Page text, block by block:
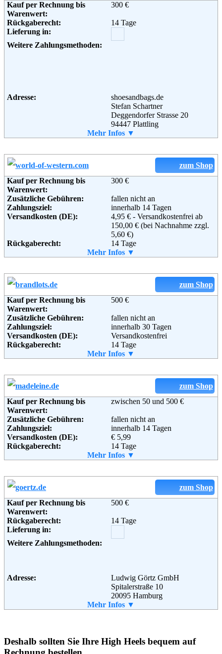
Adresse:
Alba Moda GmbH
D-32108 Bad Salzuflen
Telefon:
Email:
service@albamoda.de
Soziale Kanäle:
Kauf per Rechnung bis
Warenwert:
300 €
Rückgaberecht:
14 Tage
Lieferung in:
Weitere Zahlungsmethoden:
Adresse:
shoesandbags.de
Stefan Schartner
Deggendorfer Strasse 20
94447 Plattling
+49(0)9931-8961 771
Soziale Kanäle:
Mehr Infos ▼
zum Shop
Kauf per Rechnung bis
Warenwert:
300 €
Zusätzliche Gebühren:
fallen nicht an
Zahlungsziel:
innerhalb 14 Tagen
Versandkosten (DE):
4,95 € - Versandkostenfrei ab
150,00 € (bei Nachnahme zzgl.
5,60 €)
Rückgaberecht:
14 Tage
Ja
Weitere Zahlungsmethoden:
Adresse:
Krähe-Versand GmbH & Co. KG
Robert-Bosch-Straße 6
73278 Schlierbach
Fax:
01805 / 33 11 02
service@world-of-western.de
Mehr Infos ▼
zum Shop
Kauf per Rechnung bis
Warenwert:
500 €
Zusätzliche Gebühren:
fallen nicht an
Zahlungsziel:
innerhalb 30 Tagen
Versandkosten (DE):
Versandkostenfrei
Rückgaberecht:
14 Tage
Ja
Weitere Zahlungsmethoden:
Adresse:
BRANDLOTS
Handelsgesellschaft mbH
Fritz-Peters-Str. 48
47447 Moers
+49 2841 - 916224 0
Soziale Kanäle:
Mehr Infos ▼
zum Shop
Kauf per Rechnung bis
Warenwert:
zwischen 50 und 500 €
Zusätzliche Gebühren:
fallen nicht an
Zahlungsziel:
innerhalb 14 Tagen
Versandkosten (DE):
€ 5,99
Rückgaberecht:
14 Tage
Ja
Weitere Zahlungsmethoden:
Adresse:
MADELEINE Mode GmbH
90513 Zirndorf
Telefon:
01805 300 800
Fax:
Mehr Infos ▼
zum Shop
Kauf per Rechnung bis
Warenwert:
500 €
Rückgaberecht:
14 Tage
Lieferung in:
Weitere Zahlungsmethoden:
Adresse:
Ludwig Görtz GmbH
Spitalerstraße 10
20095 Hamburg
+49 (0) 800 - 46 46 37 89
Mehr Infos ▼
Deshalb sollten Sie Ihre High Heels bequem auf